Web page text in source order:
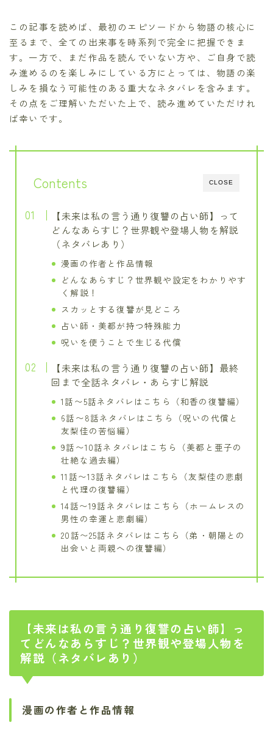
この記事を読めば、最初のエピソードから物語の核心に
至るまで、全ての出来事を時系列で完全に把握できま
す。一方で、まだ作品を読んでいない方や、ご自身で読
み進めるのを楽しみにしている方にとっては、物語の楽
しみを損なう可能性のある重大なネタバレを含みます。
その点をご理解いただいた上で、読み進めていただけれ
ば幸いです。
CLOSE
Contents
【未来は私の言う通り復讐の占い師】って
どんなあらすじ？世界観や登場人物を解説
（ネタバレあり）
漫画の作者と作品情報
どんなあらすじ？世界観や設定をわかりやす
く解説！
スカッとする復讐が見どころ
占い師・美都が持つ特殊能力
呪いを使うことで生じる代償
【未来は私の言う通り復讐の占い師】最終
回まで全話ネタバレ・あらすじ解説
1話〜5話ネタバレはこちら（和香の復讐編）
6話〜8話ネタバレはこちら（呪いの代償と
友梨佳の苦悩編）
9話〜10話ネタバレはこちら（美都と亜子の
壮絶な過去編）
11話〜13話ネタバレはこちら（友梨佳の悲劇
と代理の復讐編）
14話〜19話ネタバレはこちら（ホームレスの
男性の幸運と悲劇編）
20話〜25話ネタバレはこちら（弟・朝陽との
出会いと両親への復讐編）
【未来は私の言う通り復讐の占い師】っ
てどんなあらすじ？世界観や登場人物を
解説（ネタバレあり）
漫画の作者と作品情報